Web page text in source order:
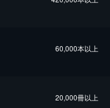
60,000本以上
20,000冊以上